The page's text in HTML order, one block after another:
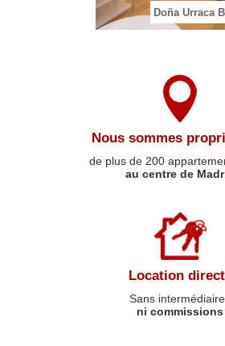
Doña Urraca
Voir
Nous sommes
de plus de 200
au centre de
Location
Sans
ni commissions